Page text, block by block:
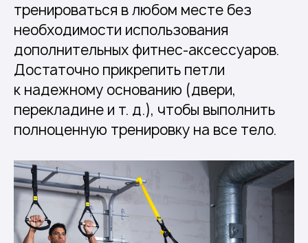
тренироваться в любом месте без
необходимости использования
дополнительных фитнес-аксессуаров.
Достаточно прикрепить петли
к надежному основанию (двери,
перекладине и т. д.), чтобы выполнить
полноценную тренировку на все тело.